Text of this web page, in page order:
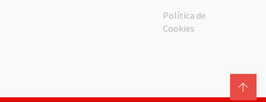
Política de
Cookies